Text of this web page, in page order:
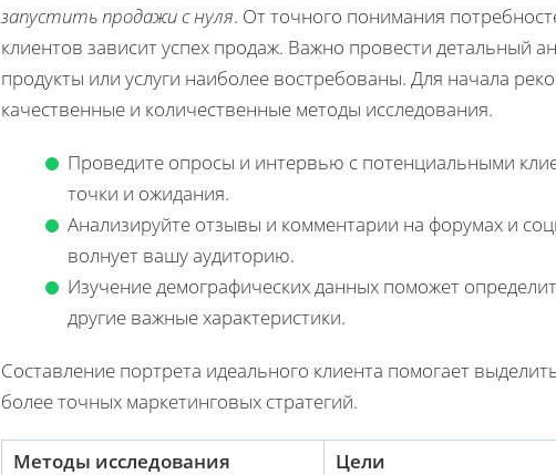
запустить продажи с нуля. От точного понимания
клиентов зависит успех продаж. Важно провести детальный
продукты или услуги наиболее востребованы. Для начала
качественные и количественные методы исследования.
Проведите опросы и интервью с потенциальными
точки и ожидания.
Анализируйте отзывы и комментарии на форумах и
волнует вашу аудиторию.
Изучение демографических данных поможет
другие важные характеристики.
Составление портрета идеального клиента помогает
более точных маркетинговых стратегий.
Методы исследования
Цели